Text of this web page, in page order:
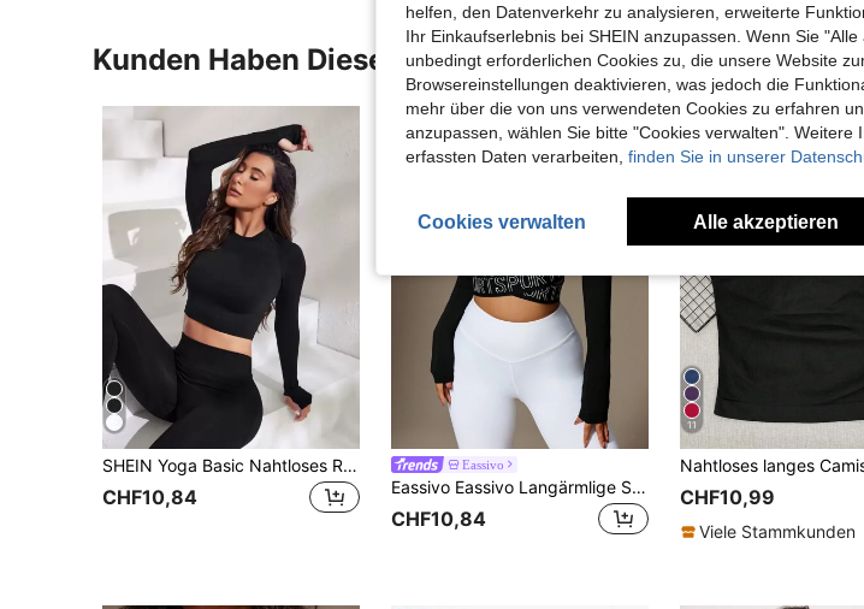
Kunden Haben Diese Artikel Auch Angeschaut
SHEIN Yoga Basic Nahtloses Raglanärmel Crop Sport T-Shirt, figurbetontes Kompressionsshirt für Frauen
CHF10,84
Eassivo
Eassivo Eassivo Langärmlige Spaghetti-Träger Crop Top Workout Tanktop
CHF10,84
11
CHF10,99
Viele Stammkunden
helfen, den Datenverkehr zu analysieren, erweiterte
Ihr Einkaufserlebnis bei SHEIN anzupassen. Wenn Sie
unbedingt erforderlichen Cookies zu, die unsere Website
Browsereinstellungen deaktivieren, was jedoch die
mehr über die von uns verwendeten Cookies zu erfahren
anzupassen, wählen Sie bitte "Cookies verwalten".
erfassten Daten verarbeiten, finden Sie in unserer
Cookies verwalten Alle akzeptieren